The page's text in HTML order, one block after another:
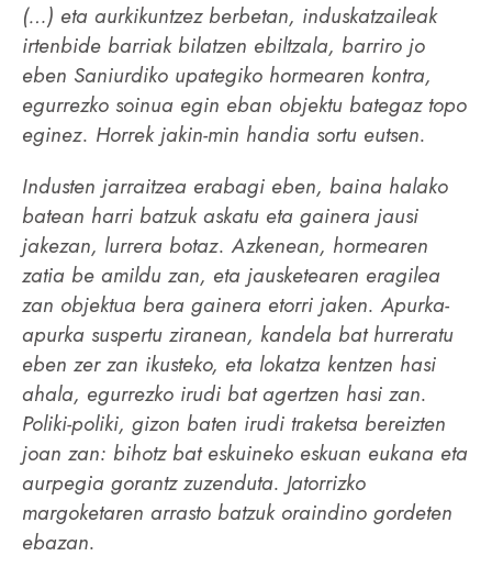
(…) eta aurkikuntzez berbetan, induskatzaileak
irtenbide barriak bilatzen ebiltzala, barriro jo
eben Saniurdiko upategiko hormearen kontra,
egurrezko soinua egin eban objektu bategaz topo
eginez. Horrek jakin-min handia sortu eutsen.
Industen jarraitzea erabagi eben, baina halako
batean harri batzuk askatu eta gainera jausi
jakezan, lurrera botaz. Azkenean, hormearen
zatia be amildu zan, eta jausketearen eragilea
zan objektua bera gainera etorri jaken. Apurka-
apurka suspertu ziranean, kandela bat hurreratu
eben zer zan ikusteko, eta lokatza kentzen hasi
ahala, egurrezko irudi bat agertzen hasi zan.
Poliki-poliki, gizon baten irudi traketsa bereizten
joan zan: bihotz bat eskuineko eskuan eukana eta
aurpegia gorantz zuzenduta. Jatorrizko
margoketaren arrasto batzuk oraindino gordeten
ebazan.